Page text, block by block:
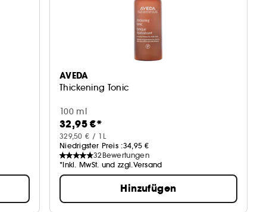
AVEDA
Thickening Tonic
100 ml
32,95 €*
329,50 € / 1L
Niedrigster Preis :34,95 €
32 Bewertungen
*Inkl. MwSt. und zzgl.Versand
Hinzufügen